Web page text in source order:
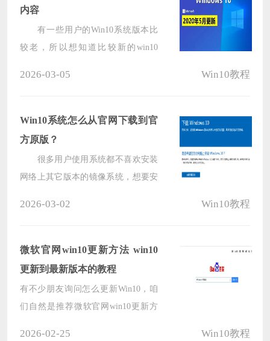
内容
有一些用户的Win10系统版本比
较老，所以想知道比较新的win10
去更新系统。
2026-03-05 Win10教程
Win10系统怎么从官网下载到官
方原版？
很多用户使用系统都不喜欢安装
网络上其它版本的镜像系统，想要安
作方法，大家可以按照下方的操作方
法进行操作即可。
2026-03-02 Win10教程
微软官网win10更新方法 win10
更新到最新版本的教程
有不少朋友询问怎么更新Win10，咱
们自然是推荐微软官网win10更新方
2026-02-25 Win10教程